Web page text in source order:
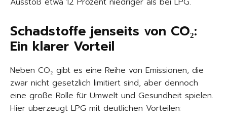
Schadstoffe jenseits von CO₂:
Ein klarer Vorteil
Neben CO₂ gibt es eine Reihe von Emissionen, die
zwar nicht gesetzlich limitiert sind, aber dennoch
eine große Rolle für Umwelt und Gesundheit spielen.
Hier überzeugt LPG mit deutlichen Vorteilen: